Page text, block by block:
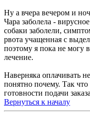
Ну а вчера вечером и
Чара заболела -
собаки заболели,
рвота учащенная с
поэтому я пока не могу
лечение.
Наверняка оплачивать
понятно почему. Так
готовности подачи
Вернуться к началу